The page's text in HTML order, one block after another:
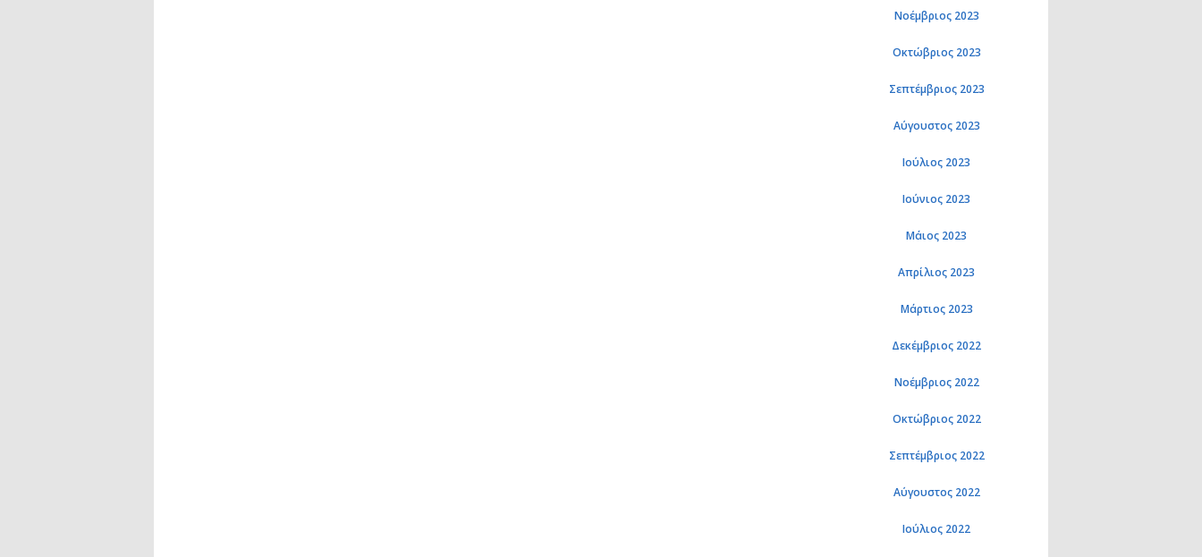
Νοέμβριος 2023
Οκτώβριος 2023
Σεπτέμβριος 2023
Αύγουστος 2023
Ιούλιος 2023
Ιούνιος 2023
Μάιος 2023
Απρίλιος 2023
Μάρτιος 2023
Δεκέμβριος 2022
Νοέμβριος 2022
Οκτώβριος 2022
Σεπτέμβριος 2022
Αύγουστος 2022
Ιούλιος 2022